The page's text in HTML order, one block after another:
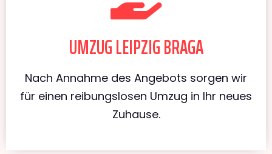
UMZUG LEIPZIG BRAGA
Nach Annahme des Angebots sorgen wir
für einen reibungslosen Umzug in Ihr neues
Zuhause.